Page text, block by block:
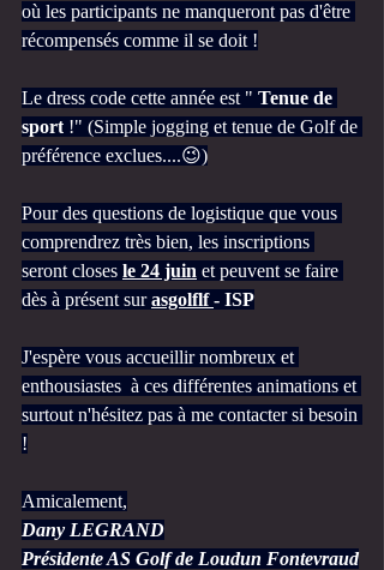
où les participants ne manqueront pas d'être
récompensés comme il se doit !
Le dress code cette année est " Tenue de
sport !" (Simple jogging et tenue de Golf de
préférence exclues....😉)
Pour des questions de logistique que vous
comprendrez très bien, les inscriptions
seront closes le 24 juin et peuvent se faire
dès à présent sur asgolflf - ISP
J'espère vous accueillir nombreux et
enthousiastes  à ces différentes animations et
surtout n'hésitez pas à me contacter si besoin
!
Amicalement,
Dany LEGRAND
Présidente AS Golf de Loudun Fontevraud